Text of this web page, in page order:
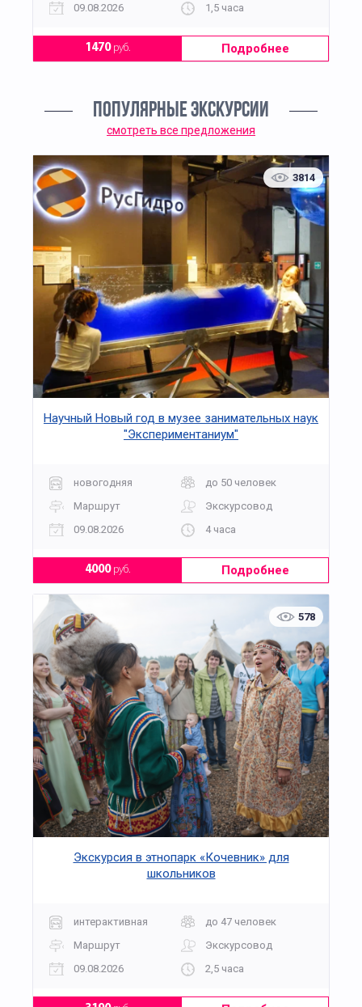
09.08.2026
1,5 часа
1470руб. Подробнее
ПОПУЛЯРНЫЕ ЭКСКУРСИИ
смотреть все предложения
3814
Научный Новый год в музее занимательных наук
"Экспериментаниум"
новогодняя
до 50 человек
Маршрут
Экскурсовод
09.08.2026
4 часа
4000руб. Подробнее
578
Экскурсия в этнопарк «Кочевник» для
школьников
интерактивная
до 47 человек
Маршрут
Экскурсовод
09.08.2026
2,5 часа